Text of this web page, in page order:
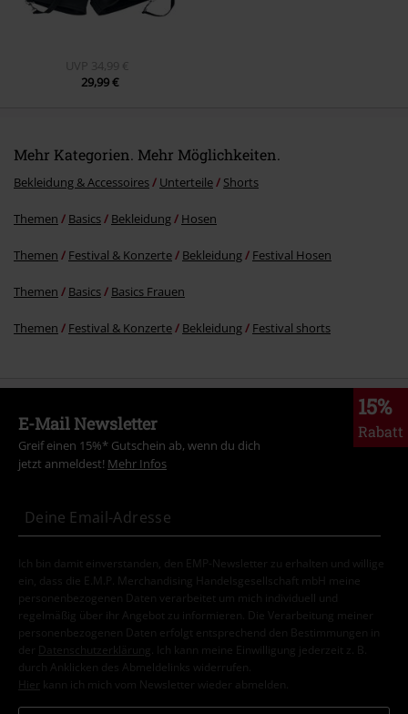
UVP 34,99 €
29,99 €
Mehr Kategorien. Mehr Möglichkeiten.
Bekleidung & Accessoires Unterteile Shorts
Themen Basics Bekleidung Hosen
Themen Festival & Konzerte Bekleidung Festival Hosen
Themen Basics Basics Frauen
Themen Festival & Konzerte Bekleidung Festival shorts
15%
Rabatt
E-Mail Newsletter
Greif einen 15%* Gutschein ab, wenn du dich
jetzt anmeldest! Mehr Infos
Ich bin damit einverstanden, den EMP-Newsletter zu erhalten und willige
ein, dass die E.M.P. Merchandising Handelsgesellschaft mbH meine
personenbezogenen Daten verarbeitet um mich individuell und
regelmäßig über ihr Angebot zu informieren. Die Verarbeitung meiner
personenbezogenen Daten erfolgt entsprechend den Bestimmungen in
der
Datenschutzerklärung
. Ich kann meine Einwilligung jederzeit z. B.
durch Anklicken des Abmeldelinks widerrufen.
Hier kann ich mich vom Newsletter wieder abmelden.